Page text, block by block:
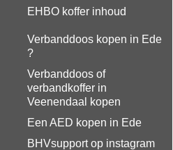
EHBO koffer inhoud
Verbanddoos kopen in Ede
?
Verbanddoos of
verbandkoffer in
Veenendaal kopen
Een AED kopen in Ede
BHVsupport op instagram